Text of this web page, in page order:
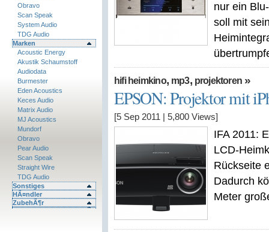
Obravo
Scan Speak
System Audio
TDG Audio
Marken
Acoustic Energy
Akustik Schaumstoff
Audiodata
Burmester
Eden Acoustics
Keces Audio
Matrix Audio
MJ Acoustics
Mundorf
Obravo
Pear Audio
Scan Speak
Straight Wire
TDG Audio
Sonstiges
HÃ¤ndler
ZubehÃ¶r
nur ein
soll mit
hifi heimkino, mp3, projektoren »
EPSON: Projektor mit
[5 Sep 2011 5,800 Views]
IFA 2011:
LCD-
Rückseite
Dadurch
Meter